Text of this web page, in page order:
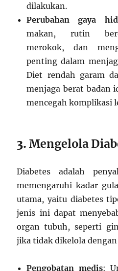
dilakukan.
Perubahan gaya
makan, rutin
merokok, dan
penting dalam
Diet rendah garam
menjaga berat badan
mencegah komplikasi
3.Mengelola
Diabetes adalah
memengaruhi kadar
utama, yaitu diabetes
jenis ini dapat
organ tubuh, seperti
jika tidak dikelola
Pengobatan medis: